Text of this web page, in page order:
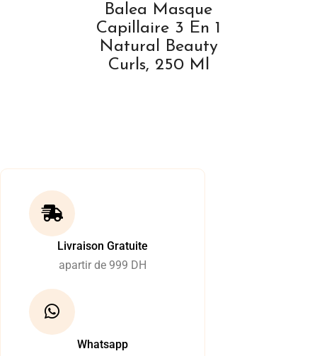
Balea Masque
Capillaire 3 En 1
Natural Beauty
Curls, 250 Ml
Livraison Gratuite
apartir de 999 DH
Whatsapp